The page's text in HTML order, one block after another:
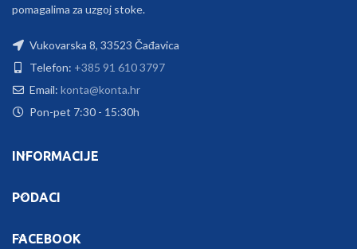
pomagalima za uzgoj stoke.
Vukovarska 8, 33523 Čađavica
Telefon: +385 91 610 3797
Email: konta@konta.hr
Pon-pet 7:30 - 15:30h
INFORMACIJE
PODACI
FACEBOOK